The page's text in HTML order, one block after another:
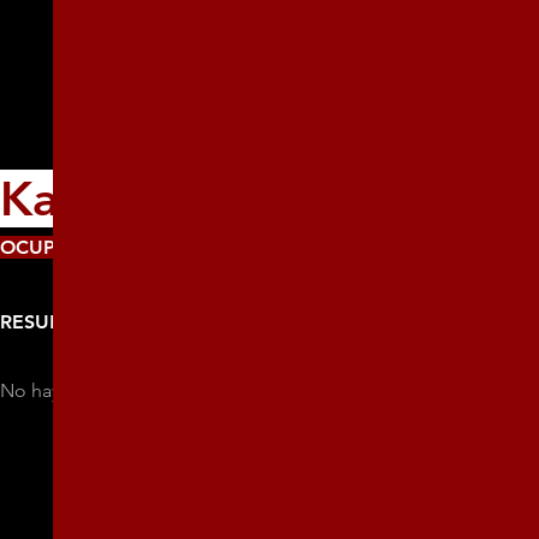
Katharine Elizabeth
OCUPACIÓN:
RESUMEN
No hay más información disponible sobre esta persona.